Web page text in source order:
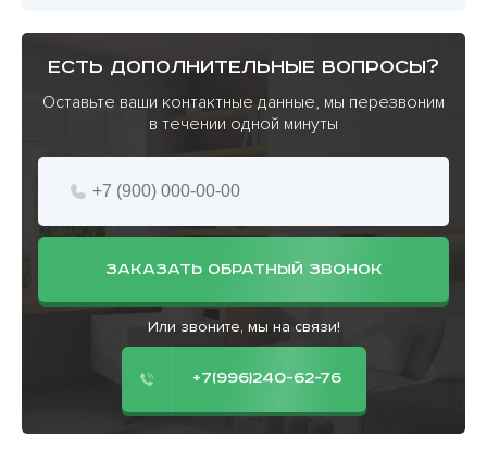
есть дополнительные вопросы?
Оставьте ваши контактные данные, мы перезвоним
в течении одной минуты
ЗАКАЗАТЬ ОБРАТНЫЙ ЗВОНОК
Или звоните, мы на связи!
+7(996)240-62-76